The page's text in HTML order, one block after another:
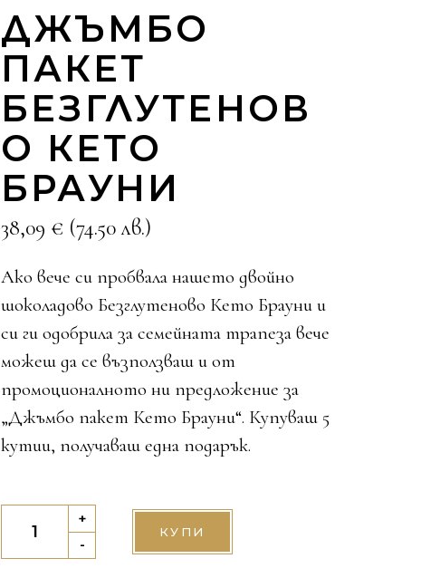
ДЖЪМБО
ПАКЕТ
БЕЗГЛУТЕНОВ
О КЕТО
БРАУНИ
38,09 € (74.50 лв.)
Ако вече си пробвала нашето двойно
шоколадово Безглутеново Кето Брауни и
си ги одобрила за семейната трапеза вече
можеш да се възползваш и от
промоционалното ни предложение за
„Джъмбо пакет Кето Брауни“. Купуваш 5
кутии, получаваш една подарък.
-
+
КУПИ